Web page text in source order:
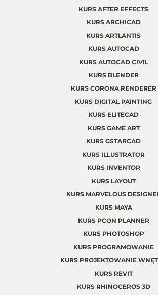
KURS AFTER EFFECTS
KURS ARCHICAD
KURS ARTLANTIS
KURS AUTOCAD
KURS AUTOCAD CIVIL
KURS BLENDER
KURS CORONA RENDERER
KURS DIGITAL PAINTING
KURS ELITECAD
KURS GAME ART
KURS GSTARCAD
KURS ILLUSTRATOR
KURS INVENTOR
KURS LAYOUT
KURS MARVELOUS
KURS MAYA
KURS PCON PLANNER
KURS PHOTOSHOP
KURS PROGRAMOWANIE
KURS PROJEKTOWANIE
KURS REVIT
KURS RHINOCEROS 3D